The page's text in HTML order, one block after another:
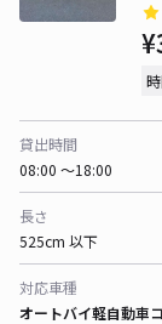
貸出時間
08:00 〜18:00
長さ
525cm 以下
対応車種
オートバイ軽自動車